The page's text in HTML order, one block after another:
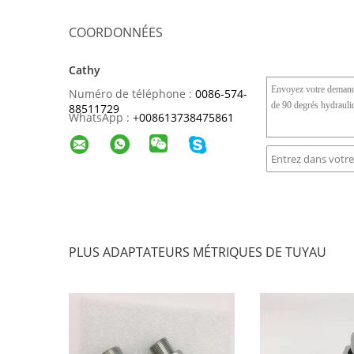
COORDONNÉES
Cathy
Numéro de téléphone : 0086-574-
88511729
WhatsApp : +008613738475861
PLUS ADAPTATEURS MÉTRIQUES DE TUYAU